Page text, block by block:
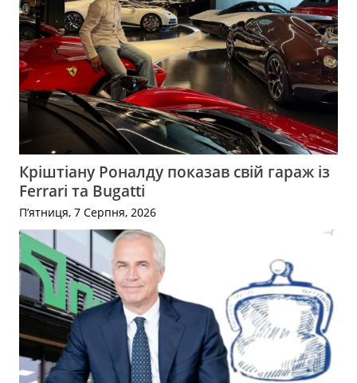
Кріштіану Роналду показав свій гараж із
Ferrari та Bugatti
П’ятниця, 7 Серпня, 2026